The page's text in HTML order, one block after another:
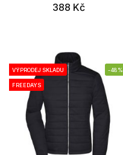
388 Kč
VÝPRODEJ SKLADU
FREEDAYS
-48%